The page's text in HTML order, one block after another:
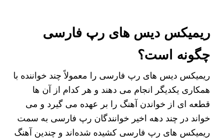
ریمیکس دیس های رپ فارسی
چگونه است؟
ریمیکس دیس های رپ فارسی را معمولاً چند خواننده با
همکاری یکدیگر انجام می‌ دهند و هر کدام از آن ها
قطعه ای از خواندن آهنگ را بر عهده می گیرد و می
خواند در چند دهه اخیر خوانندگان رپ فارسی به سمت
ریمیکس های رپ فارسی کشیده شده‌اند و چندین آهنگ